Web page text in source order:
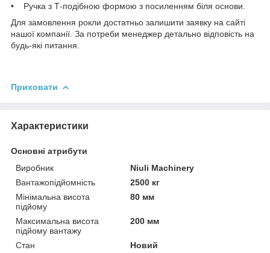
• Ручка з Т-подібною формою з посиленням біля основи.
Для замовлення рокли достатньо залишити заявку на сайті
нашої компанії. За потреби менеджер детально відповість на
будь-які питання.
Приховати
Характеристики
Основні атрибути
Виробник
Niuli Machinery
Вантажопідйомність
2500 кг
Мінімальна висота
підйому
80 мм
Максимальна висота
підйому вантажу
200 мм
Стан
Новий